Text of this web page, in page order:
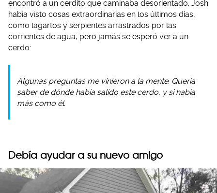
encontró a un cerdito que caminaba desorientado. Josh
había visto cosas extraordinarias en los últimos días,
como lagartos y serpientes arrastrados por las
corrientes de agua, pero jamás se esperó ver a un
cerdo:
Algunas preguntas me vinieron a la mente. Quería
saber de dónde había salido este cerdo, y si había
más como él.
Debía ayudar a su nuevo amigo